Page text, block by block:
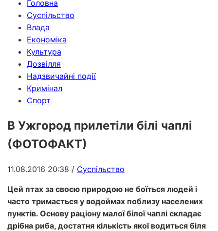
Головна
Суспільство
Влада
Економіка
Культура
Дозвілля
Надзвичайні події
Кримінал
Спорт
В Ужгород прилетіли білі чаплі
(ФОТОФАКТ)
11.08.2016 20:38 / Суспільство
Цей птах за своєю природою не боїться людей і
часто тримається у водоймах поблизу населених
пунктів. Основу раціону малої білої чаплі складає
дрібна риба, достатня кількість якої водиться біля